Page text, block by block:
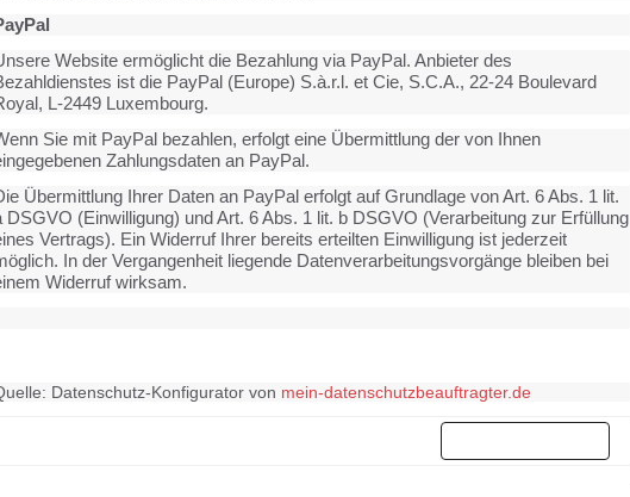
Website ermöglicht die Bezahlung via PayPal. Anbieter des
ist die PayPal (Europe) S.à.r.l. et Cie, S.C.A., 22-24 Boulevard
L-2449 Luxembourg.
Sie mit PayPal bezahlen, erfolgt eine Übermittlung der von Ihnen
Zahlungsdaten an PayPal.
Übermittlung Ihrer Daten an PayPal erfolgt auf Grundlage von Art. 6 Abs. 1 lit.
DSGVO (Einwilligung) und Art. 6 Abs. 1 lit. b DSGVO (Verarbeitung zur Erfüllung
Vertrags). Ein Widerruf Ihrer bereits erteilten Einwilligung ist jederzeit
In der Vergangenheit liegende Datenverarbeitungsvorgänge bleiben bei
Widerruf wirksam.
Datenschutz-Konfigurator von mein-datenschutzbeauftragter.de